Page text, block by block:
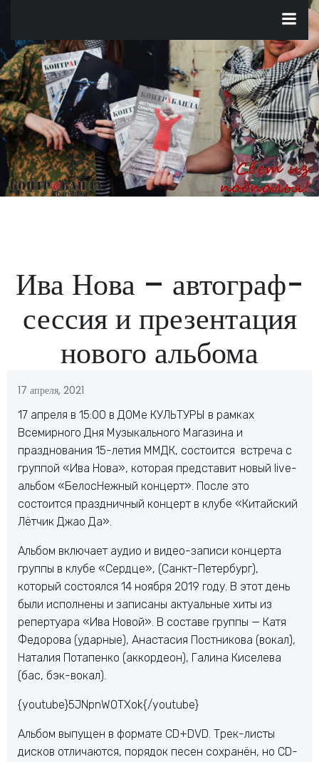
содержимому
Ива Нова – автограф-
сессия и презентация
нового альбома
17 апреля, 2021
17 апреля в 15:00 в ДОМе КУЛЬТУРЫ в рамках
Всемирного Дня Музыкального Магазина и
празднования 15-летия ММДК, состоится встреча с
группой «Ива Нова», которая представит новый live-
альбом «БелосНежный концерт». После это
состоится праздничный концерт в клубе «Китайский
Лётчик Джао Да».
Альбом включает аудио и видео-записи концерта
группы в клубе «Сердце», (Санкт-Петербург),
который состоялся 14 ноября 2019 году. В этот день
были исполнены и записаны актуальные хиты из
репертуара «Ива Новой». В составе группы — Катя
Федорова (ударные), Анастасия Постникова (вокал),
Наталия Потапенко (аккордеон), Галина Киселева
(бас, бэк-вокал).
{youtube}5JNpnWOTXok{/youtube}
Альбом выпущен в формате CD+DVD. Трек-листы
дисков отличаются, порядок песен сохранён, но CD-